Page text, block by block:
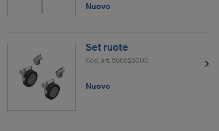
Nuovo
Set ruote
Cod. art. 586525000
Nuovo